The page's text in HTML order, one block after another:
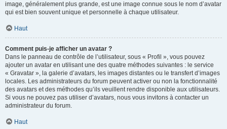
image, généralement plus grande, est une image connue sous le nom d’avatar
qui est bien souvent unique et personnelle à chaque utilisateur.
Haut
Comment puis-je afficher un avatar ?
Dans le panneau de contrôle de l’utilisateur, sous « Profil », vous pouvez
ajouter un avatar en utilisant une des quatre méthodes suivantes : le service
« Gravatar », la galerie d’avatars, les images distantes ou le transfert d’images
locales. Les administrateurs du forum peuvent activer ou non la fonctionnalité
des avatars et des méthodes qu’ils veuillent rendre disponible aux utilisateurs.
Si vous ne pouvez pas utiliser d’avatars, nous vous invitons à contacter un
administrateur du forum.
Haut